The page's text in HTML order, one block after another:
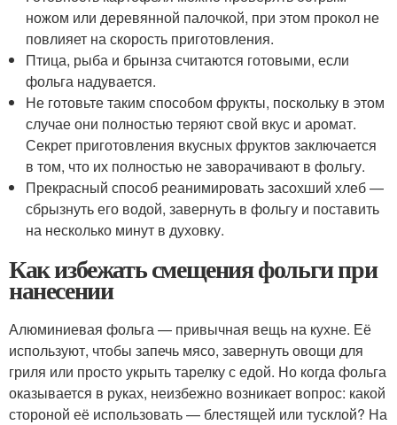
ножом или деревянной палочкой, при этом прокол не
повлияет на скорость приготовления.
Птица, рыба и брынза считаются готовыми, если
фольга надувается.
Не готовьте таким способом фрукты, поскольку в этом
случае они полностью теряют свой вкус и аромат.
Секрет приготовления вкусных фруктов заключается
в том, что их полностью не заворачивают в фольгу.
Прекрасный способ реанимировать засохший хлеб —
сбрызнуть его водой, завернуть в фольгу и поставить
на несколько минут в духовку.
Как избежать смещения фольги при
нанесении
Алюминиевая фольга — привычная вещь на кухне. Её
используют, чтобы запечь мясо, завернуть овощи для
гриля или просто укрыть тарелку с едой. Но когда фольга
оказывается в руках, неизбежно возникает вопрос: какой
стороной её использовать — блестящей или тусклой? На